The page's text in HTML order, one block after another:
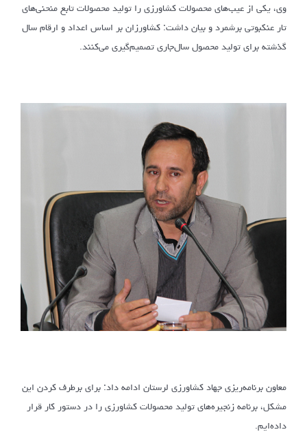
وی، یکی از عیب‌های محصولات کشاورزی را تولید محصولات تابع منحنی‌های
تار عنکبوتی برشمرد و بیان داشت: کشاورزان بر اساس اعداد و ارقام سال
گذشته برای تولید محصول سال‌جاری تصمیم‌گیری می‌کنند.
معاون برنامه‌ریزی جهاد کشاورزی لرستان ادامه داد: برای برطرف کردن این
مشکل، برنامه زنجیره‌های تولید محصولات کشاورزی را در دستور کار قرار
داده‌ایم.